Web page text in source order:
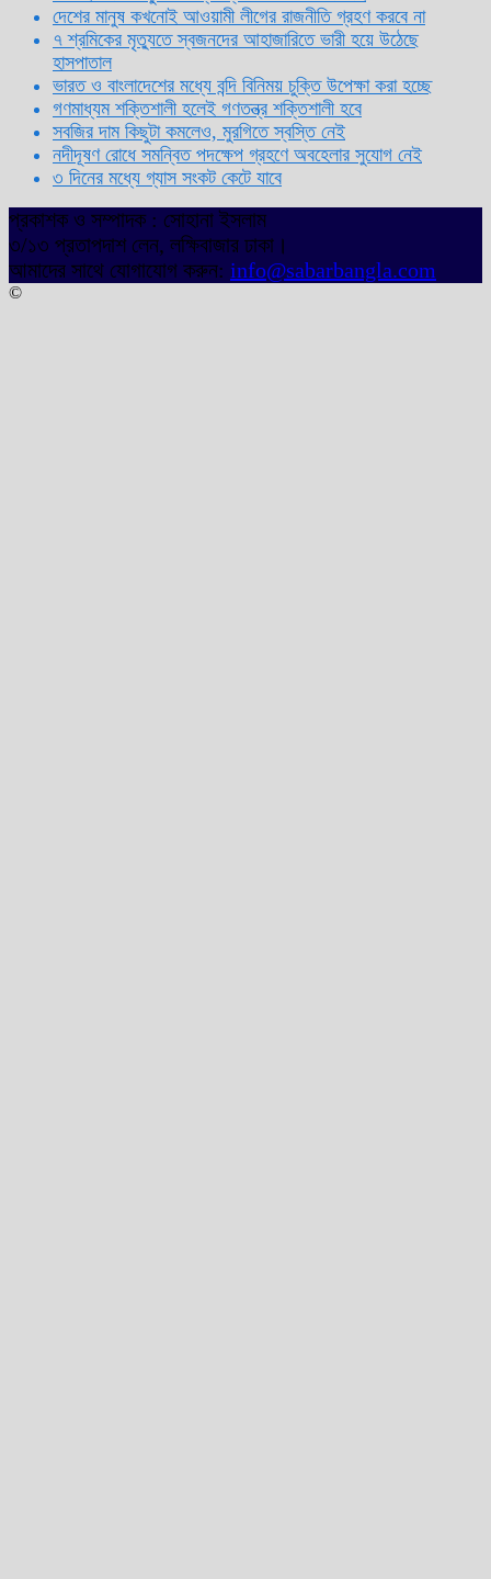
দেশের মানুষ কখনোই আওয়ামী লীগের রাজনীতি গ্রহণ করবে না
৭ শ্রমিকের মৃত্যুতে স্বজনদের আহাজারিতে ভারী হয়ে উঠেছে
হাসপাতাল
ভারত ও বাংলাদেশের মধ্যে বন্দি বিনিময় চুক্তি উপেক্ষা করা হচ্ছে
গণমাধ্যম শক্তিশালী হলেই গণতন্ত্র শক্তিশালী হবে
সবজির দাম কিছুটা কমলেও, মুরগিতে স্বস্তি নেই
নদীদূষণ রোধে সমন্বিত পদক্ষেপ গ্রহণে অবহেলার সুযোগ নেই
৩ দিনের মধ্যে গ্যাস সংকট কেটে যাবে
প্রকাশক ও সম্পাদক : সোহানা ইসলাম
৩/১৩ প্রতাপদাশ লেন, লক্ষিবাজার ঢাকা।
আমাদের সাথে যোগাযোগ করুন: info@sabarbangla.com
©